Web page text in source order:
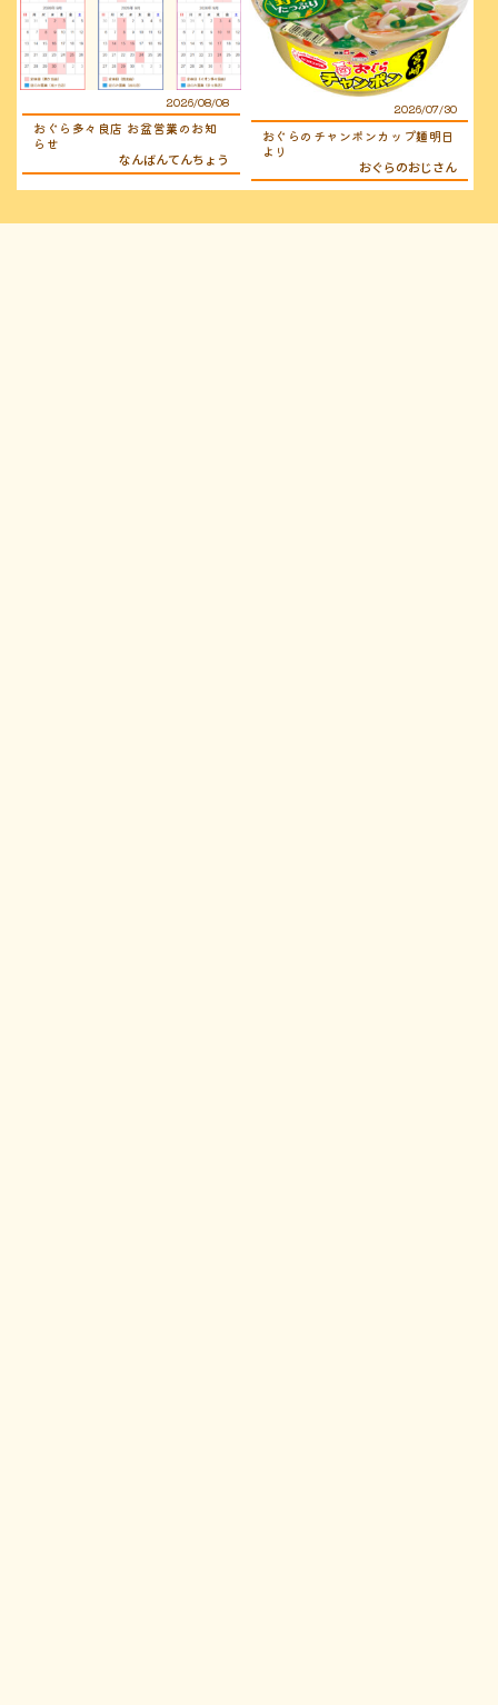
2026/08/08
おぐら多々良店 お盆営業のお知
らせ
なんばんてんちょう
2026/07/30
おぐらのチャンポンカップ麺明日
より
おぐらのおじさん